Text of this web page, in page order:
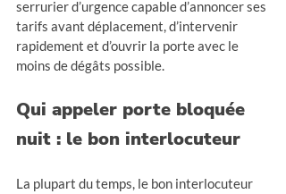
serrurier d’urgence capable d’annoncer ses
tarifs avant déplacement, d’intervenir
rapidement et d’ouvrir la porte avec le
moins de dégâts possible.
Qui appeler porte bloquée
nuit : le bon interlocuteur
La plupart du temps, le bon interlocuteur